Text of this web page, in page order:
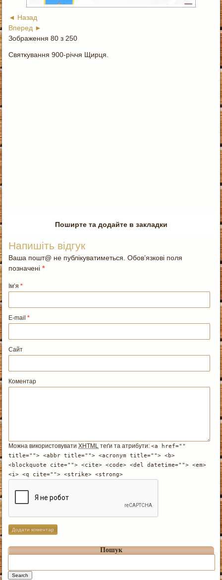
◄ Назад
Вперед ►
Зображення 80 з 250
Святкування 900-річчя Щирця.
Поширте та додайте в закладки
Напишіть відгук
Ваша пошт@ не публікуватиметься. Обов’язкові поля
позначені*
Ім’я*
E-mail*
Сайт
Коментар
Можна використовуватиXHTML теґи та атрибути:<a href=""
title=""> <abbr title=""> <acronym title=""> <b>
<blockquote cite=""> <cite> <code> <del datetime=""> <em>
<i> <q cite=""> <strike> <strong>
Пошук